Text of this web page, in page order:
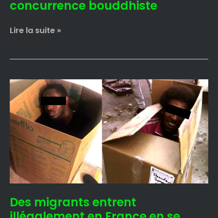
concurrence bouddhiste
Lire la suite »
Des migrants entrent
Des
migrants
entrent
illégalement
en
France
en
se
faisant
par
Amazon